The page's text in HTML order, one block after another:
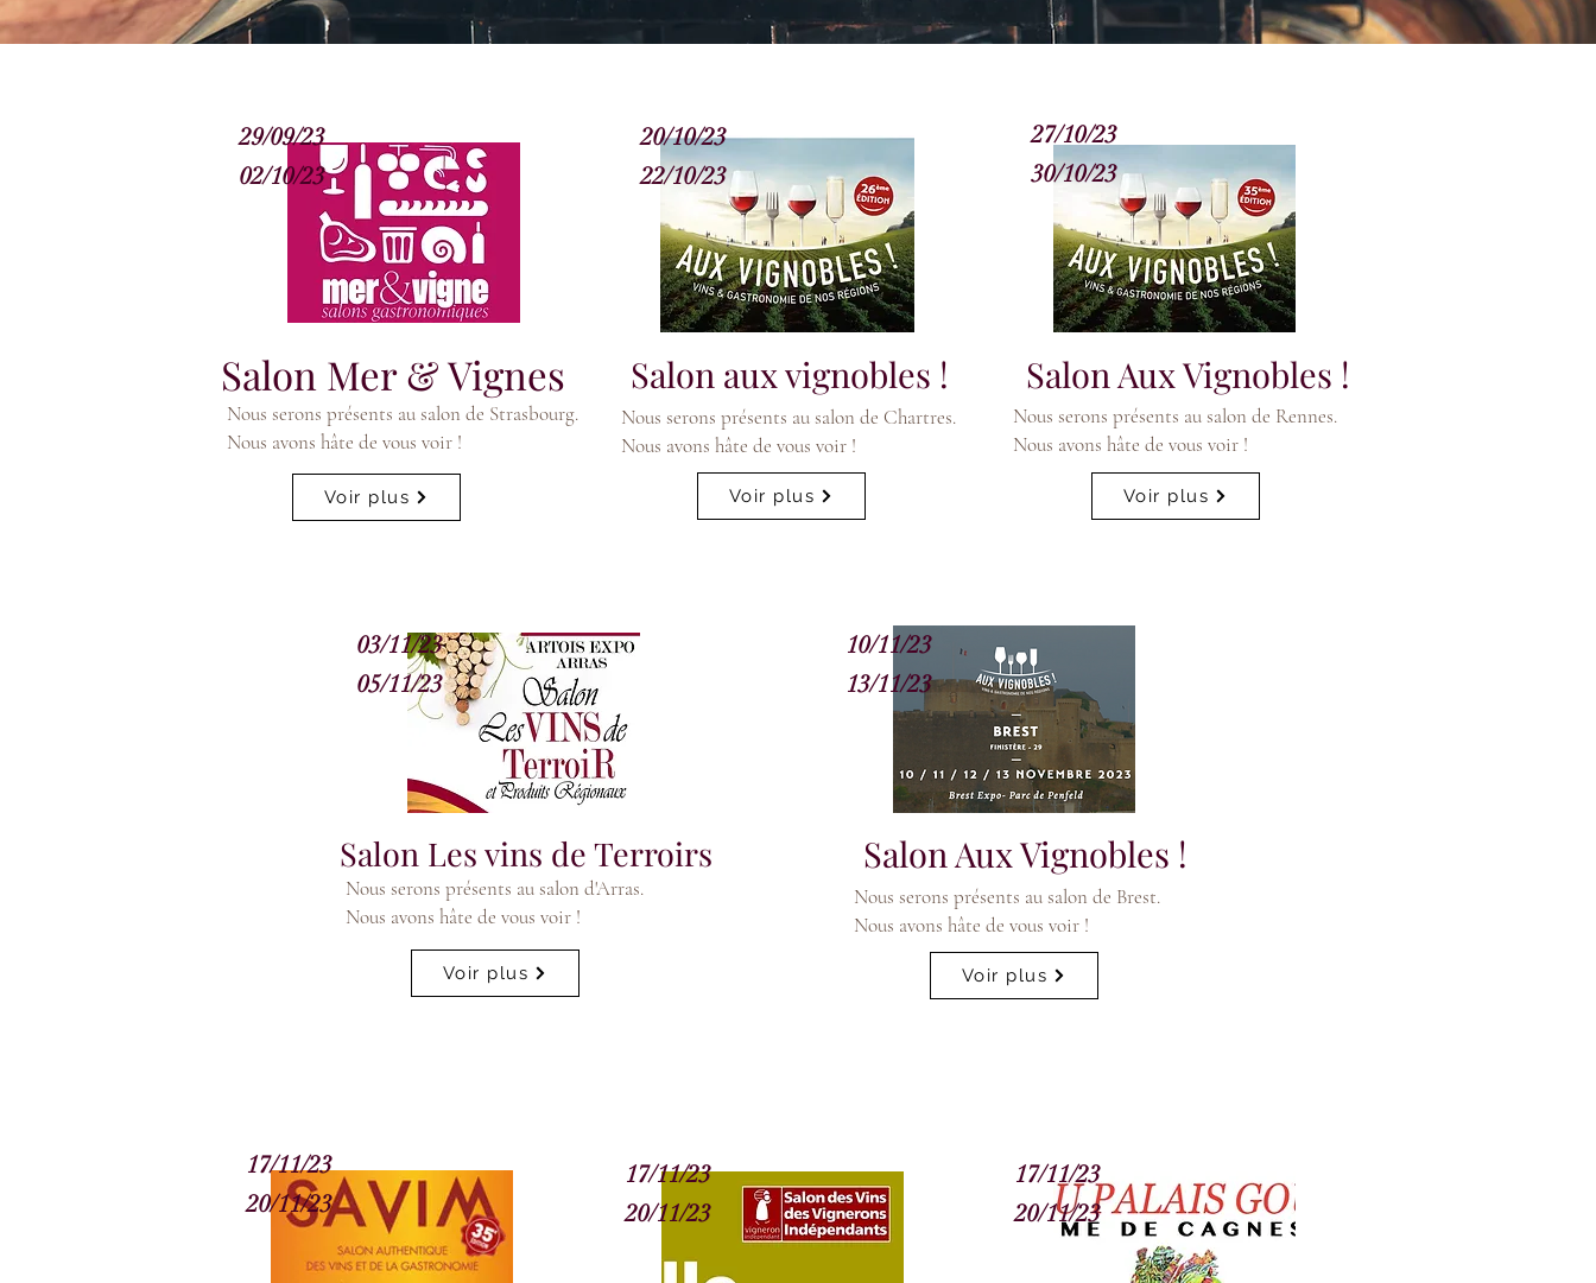
29/09/23
02/10/23
Nous serons présents au salon de Strasbourg.
Nous avons hâte de vous voir !
Salon Mer & Vignes
Voir plus
20/10/23
22/10/23
Salon aux vignobles !
Nous serons présents au salon de Chartres.
Nous avons hâte de vous voir !
Voir plus
03/11/23
05/11/23
Nous serons présents au salon d'Arras.
Nous avons hâte de vous voir !
Salon Les vins de Terroirs
Voir plus
10/11/23
13/11/23
Salon Aux Vignobles !
Nous serons présents au salon de Brest.
Nous avons hâte de vous voir !
Voir plus
27/10/23
30/10/23
Salon Aux Vignobles !
Nous serons présents au salon de Rennes.
Nous avons hâte de vous voir !
Voir plus
17/11/23
20/11/23
17/11/23
20/11/23
17/11/23
20/11/23